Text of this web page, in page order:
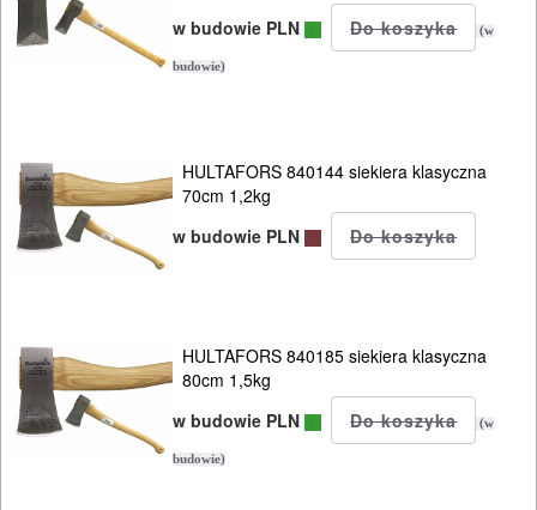
w budowie PLN
(w
budowie)
HULTAFORS 840144 siekiera klasyczna
70cm 1,2kg
w budowie PLN
HULTAFORS 840185 siekiera klasyczna
80cm 1,5kg
w budowie PLN
(w
budowie)